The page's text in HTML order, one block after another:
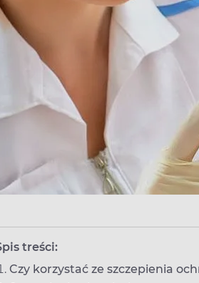
treści:
Czy korzystać ze szczepienia